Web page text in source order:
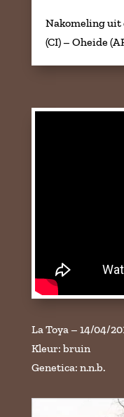
Nakomeling uit
(CI) – Oheide
La Toya – 14/04/
Kleur: bruin
Genetica: n.n.b.